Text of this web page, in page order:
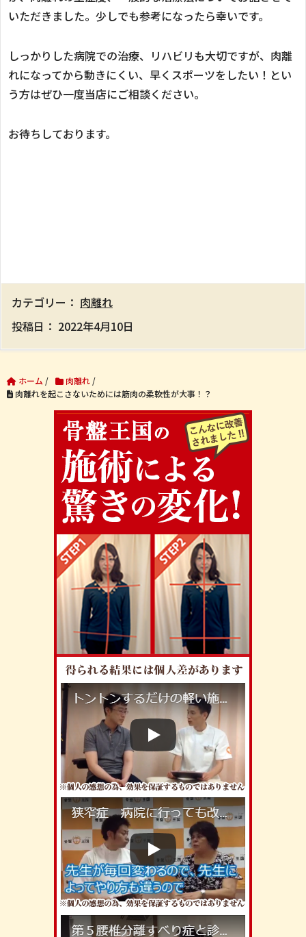
いただきました。少しでも参考になったら幸いです。
しっかりした病院での治療、リハビリも大切ですが、肉離
れになってから動きにくい、早くスポーツをしたい！とい
う方はぜひ一度当店にご相談ください。
お待ちしております。
カテゴリー： 肉離れ
投稿日： 2022年4月10日
ホーム / 肉離れ /
肉離れを起こさないためには筋肉の柔軟性が大事！？